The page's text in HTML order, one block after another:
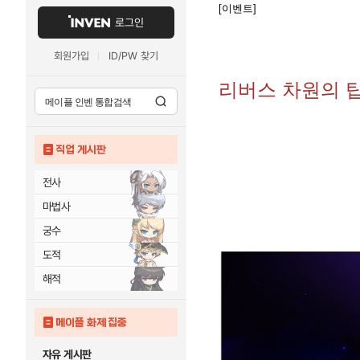
로그인
회원가입 ID/PW 찾기
직업 게시판
전사
마법사
궁수
도적
해적
메이플 화제 집중
자유 게시판
[이벤트]
리버스 차원의